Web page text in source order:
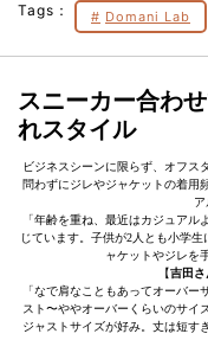
Tags： Domani Lab
スニーカー合わ
れスタイル
ビジネスシーンに限らず、オフス
問わずにジレやジャケットの着用
ア
「年齢を重ね、最近はカジュア
じています。子供が2人とも小学
ャケットやジレを
【吉田さ
「なで肩なこともあってオーバ
スト〜ややオーバーくらいのサイ
ジャストサイズが好み。丈は短す